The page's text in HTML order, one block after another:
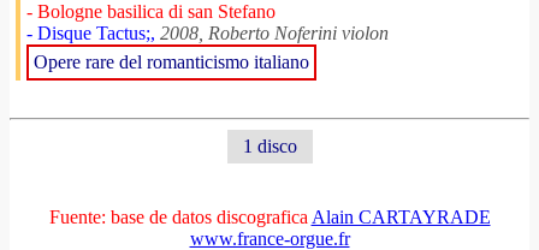
- Bologne basilica di san Stefano
- Disque Tactus;, 2008, Roberto Noferini violon
Opere rare del romanticismo italiano
1 disco
Fuente: base de datos discografica Alain CARTAYRADE
www.france-orgue.fr